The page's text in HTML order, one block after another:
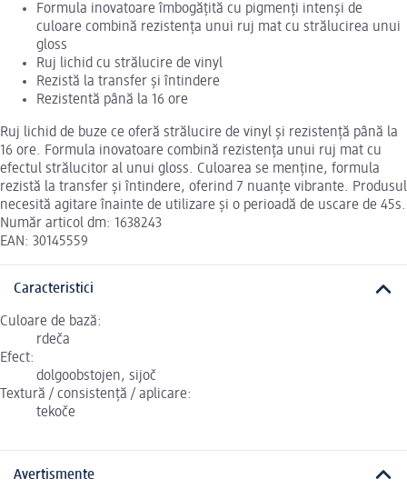
Formula inovatoare îmbogățită cu pigmenți intenși de
culoare combină rezistența unui ruj mat cu strălucirea unui
gloss
Ruj lichid cu strălucire de vinyl
Rezistă la transfer și întindere
Rezistentă până la 16 ore
Ruj lichid de buze ce oferă strălucire de vinyl și rezistență până la
16 ore. Formula inovatoare combină rezistența unui ruj mat cu
efectul strălucitor al unui gloss. Culoarea se menține, formula
rezistă la transfer și întindere, oferind 7 nuanțe vibrante. Produsul
necesită agitare înainte de utilizare și o perioadă de uscare de 45s.
Număr articol dm: 1638243
EAN: 30145559
Caracteristici
Culoare de bază:
rdeča
Efect:
dolgoobstojen, sijoč
Textură / consistență / aplicare:
tekoče
Avertismente